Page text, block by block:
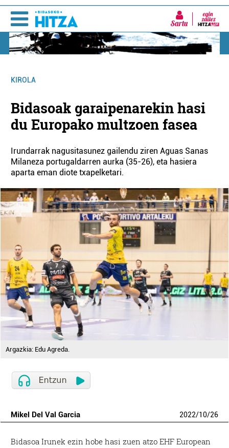
Sartu
KIROLA
Bidasoak garaipenarekin hasi
du Europako multzoen fasea
Irundarrak nagusitasunez gailendu ziren Aguas Sanas
Milaneza portugaldarren aurka (35-26), eta hasiera
aparta eman diote txapelketari.
Argazkia: Edu Agreda.
Mikel Del Val Garcia 2022/10/26
Bidasoa Irunek ezin hobe hasi zuen atzo EHF European